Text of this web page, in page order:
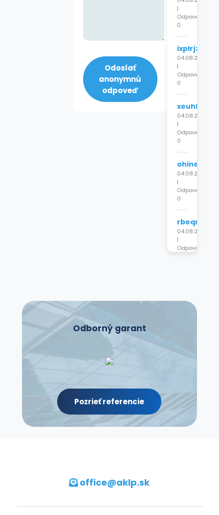
Odoslať
anonymnú
odpoveď
|
Odpovede:
0
ixplrjzjrg
04.08.2026
|
Odpovede:
0
xeuhlouprr
04.08.2026
|
Odpovede:
0
04.08.2026
|
Odpovede:
0
04.08.2026
|
Odpovede:
Odpovede:
|
04.08.2026
Odpovede:
Odborný garant
Pozrieť referencie
office@aklp.sk